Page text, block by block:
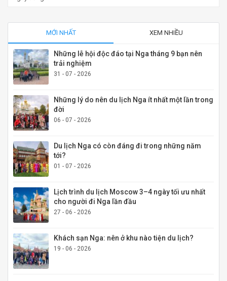
MỚI NHẤT XEM NHIỀU
Những lễ hội độc đáo tại Nga tháng 9 bạn nên
trải nghiệm
31 - 07 - 2026
Những lý do nên du lịch Nga ít nhất một lần trong
đời
06 - 07 - 2026
Du lịch Nga có còn đáng đi trong những năm
tới?
01 - 07 - 2026
Lịch trình du lịch Moscow 3–4 ngày tối ưu nhất
cho người đi Nga lần đầu
27 - 06 - 2026
Khách sạn Nga: nên ở khu nào tiện du lịch?
19 - 06 - 2026